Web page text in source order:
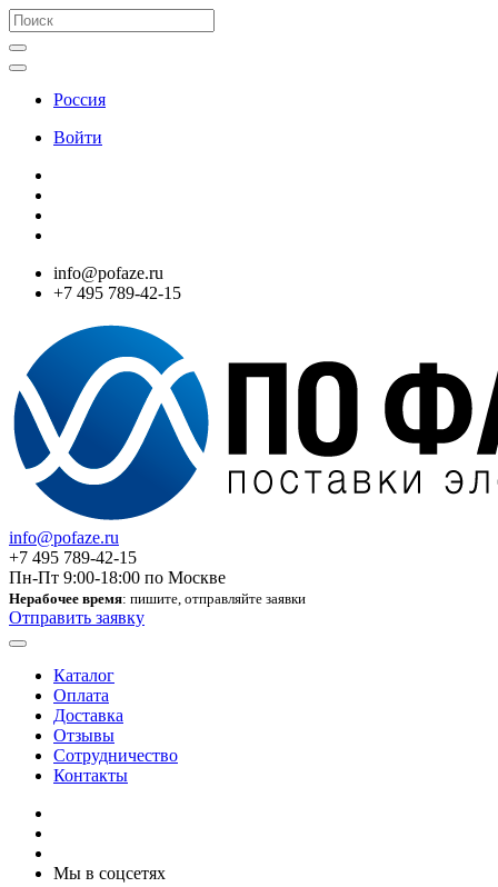
Россия
Войти
info@pofaze.ru
+7 495 789-42-15
info@pofaze.ru
+7 495 789-42-15
Пн-Пт 9:00-18:00 по Москве
Нерабочее время: пишите, отправляйте заявки
Отправить заявку
Каталог
Оплата
Доставка
Отзывы
Сотрудничество
Контакты
Мы в соцсетях